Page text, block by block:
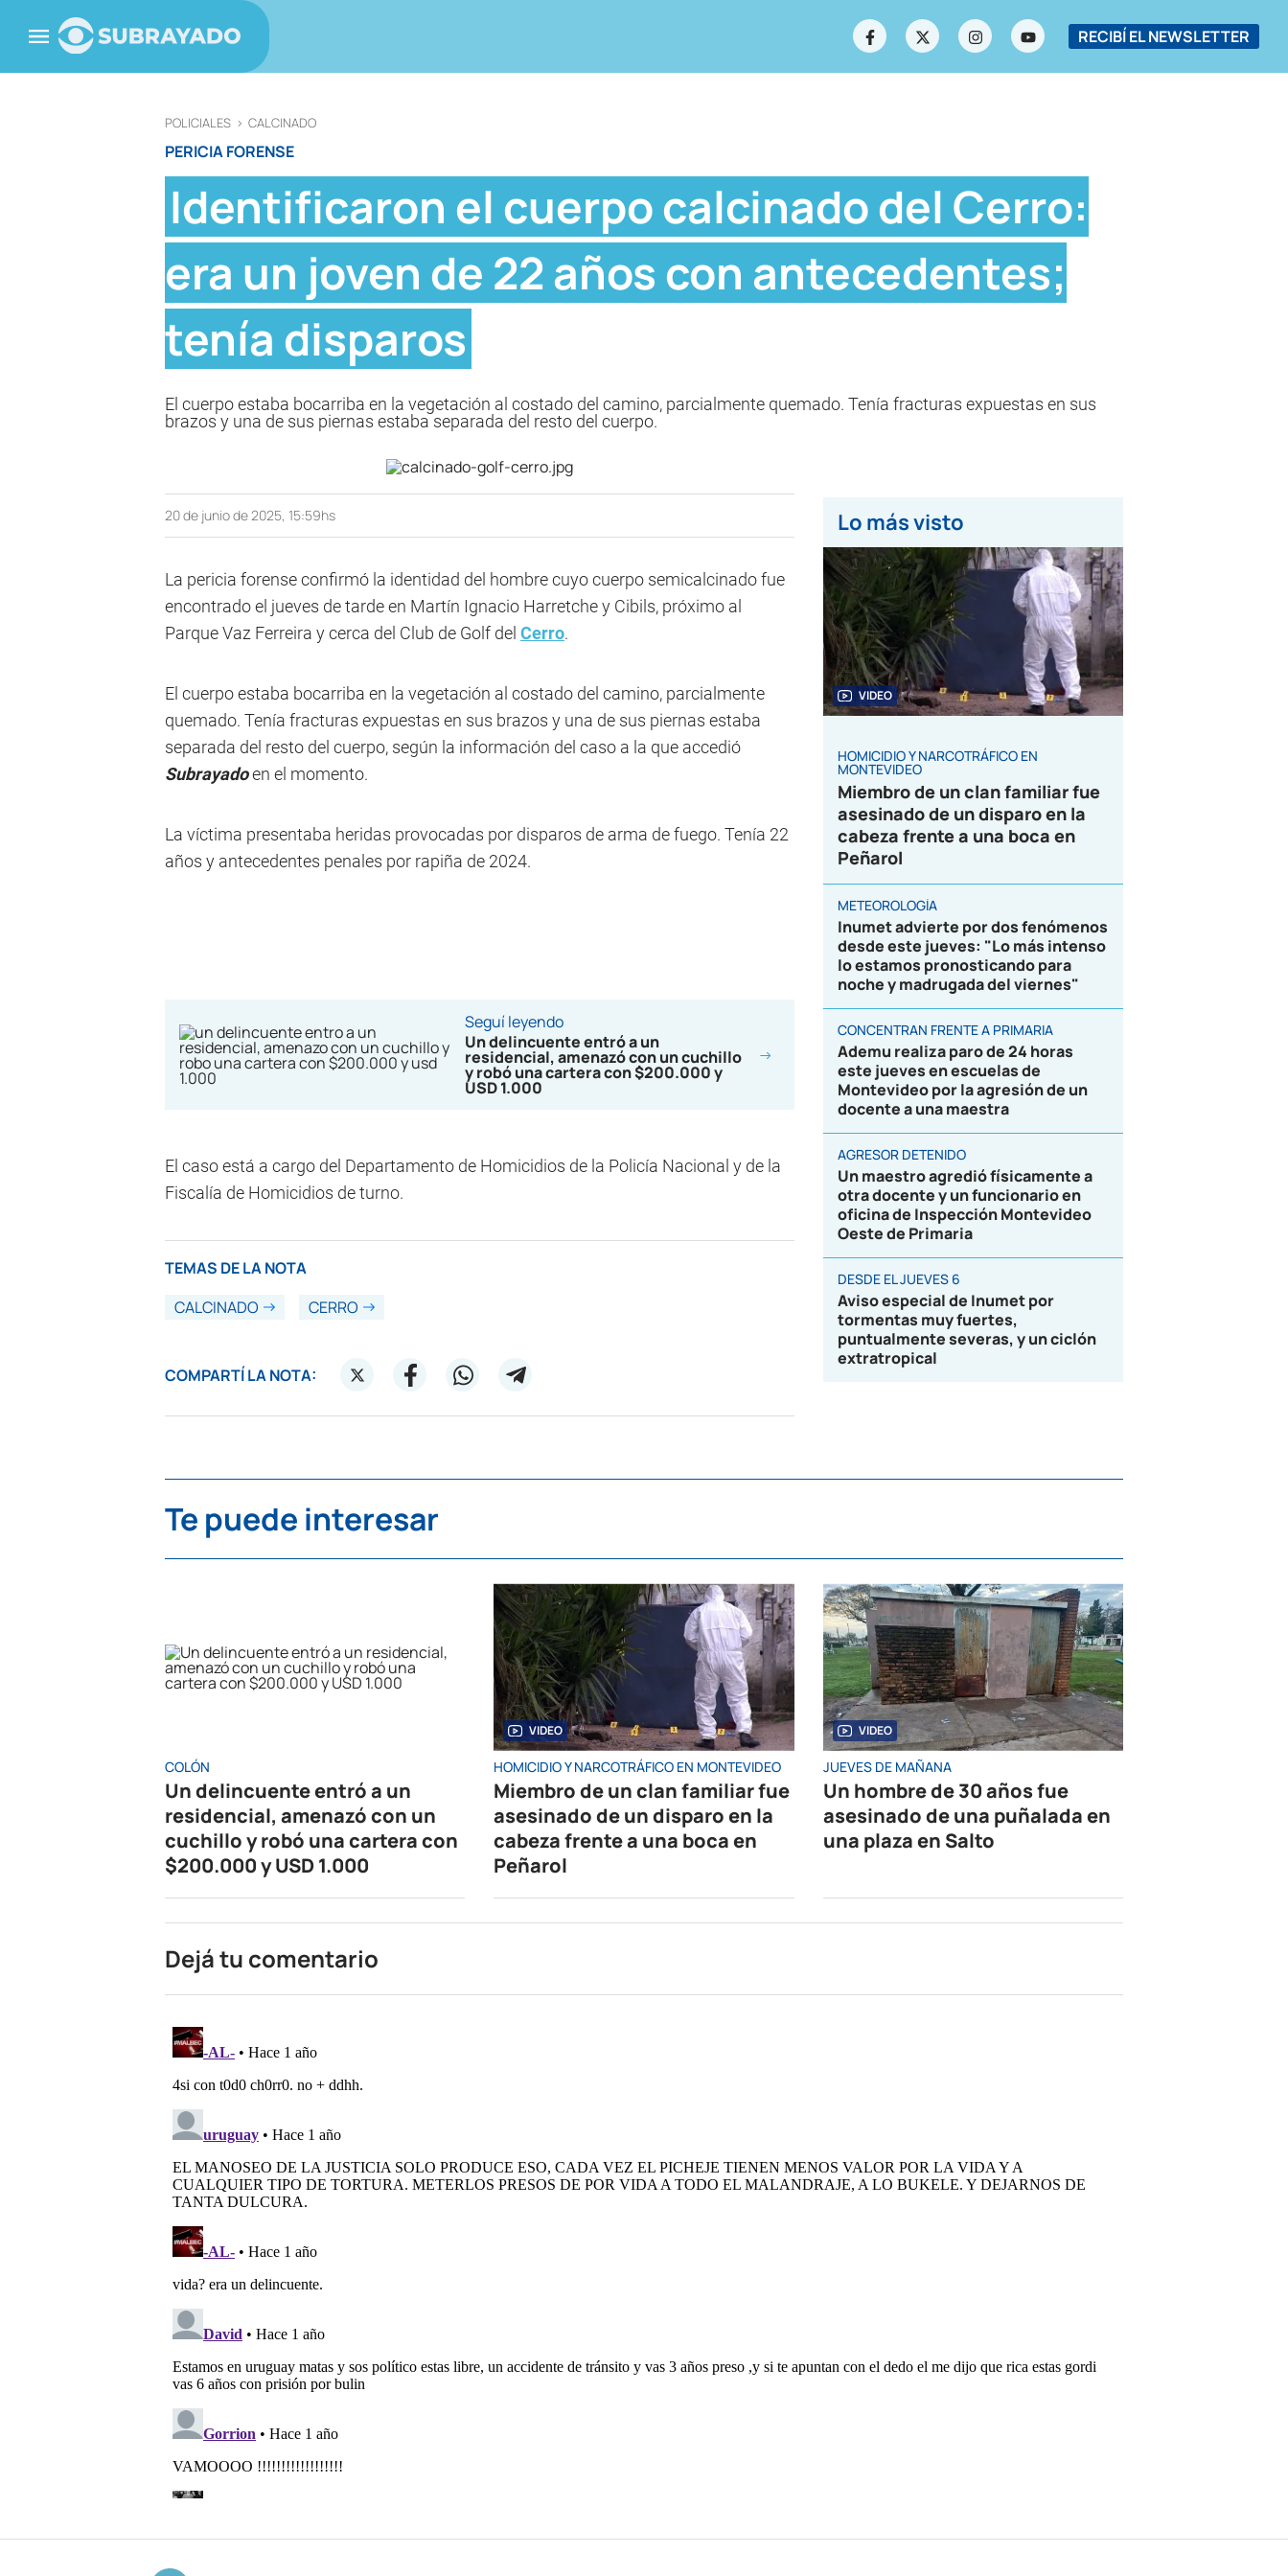
RECIBÍ EL NEWSLETTER
POLICIALES > CALCINADO
PERICIA FORENSE
Identificaron el cuerpo calcinado del Cerro:
era un joven de 22 años con antecedentes;
tenía disparos
El cuerpo estaba bocarriba en la vegetación al costado del camino, parcialmente quemado. Tenía fracturas expuestas en sus
brazos y una de sus piernas estaba separada del resto del cuerpo.
20 de junio de 2025, 15:59hs
La pericia forense confirmó la identidad del hombre cuyo cuerpo semicalcinado fue
encontrado el jueves de tarde en Martín Ignacio Harretche y Cibils, próximo al
Parque Vaz Ferreira y cerca del Club de Golf del Cerro.
El cuerpo estaba bocarriba en la vegetación al costado del camino, parcialmente
quemado. Tenía fracturas expuestas en sus brazos y una de sus piernas estaba
separada del resto del cuerpo, según la información del caso a la que accedió
Subrayadoen el momento.
La víctima presentaba heridas provocadas por disparos de arma de fuego. Tenía 22
años y antecedentes penales por rapiña de 2024.
Seguí leyendo
Un delincuente entró a un
residencial, amenazó con un cuchillo
y robó una cartera con $200.000 y
USD 1.000
El caso está a cargo del Departamento de Homicidios de la Policía Nacional y de la
Fiscalía de Homicidios de turno.
TEMAS DE LA NOTA
CALCINADO
CERRO
COMPARTÍ LA NOTA:
Lo más visto
VIDEO
HOMICIDIO Y NARCOTRÁFICO EN
MONTEVIDEO
Miembro de un clan familiar fue
asesinado de un disparo en la
cabeza frente a una boca en
Peñarol
METEOROLOGÍA
Inumet advierte por dos fenómenos
desde este jueves: "Lo más intenso
lo estamos pronosticando para
noche y madrugada del viernes"
CONCENTRAN FRENTE A PRIMARIA
Ademu realiza paro de 24 horas
este jueves en escuelas de
Montevideo por la agresión de un
docente a una maestra
AGRESOR DETENIDO
Un maestro agredió físicamente a
otra docente y un funcionario en
oficina de Inspección Montevideo
Oeste de Primaria
DESDE EL JUEVES 6
Aviso especial de Inumet por
tormentas muy fuertes,
puntualmente severas, y un ciclón
extratropical
Te puede interesar
COLÓN
Un delincuente entró a un
residencial, amenazó con un
cuchillo y robó una cartera con
$200.000 y USD 1.000
VIDEO
HOMICIDIO Y NARCOTRÁFICO EN MONTEVIDEO
Miembro de un clan familiar fue
asesinado de un disparo en la
cabeza frente a una boca en
Peñarol
VIDEO
JUEVES DE MAÑANA
Un hombre de 30 años fue
asesinado de una puñalada en
una plaza en Salto
Dejá tu comentario